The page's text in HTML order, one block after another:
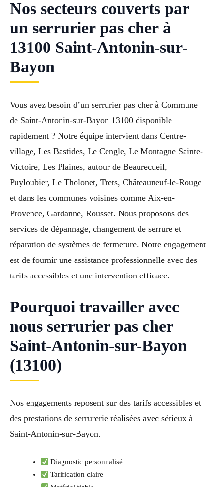
Nos secteurs couverts par
un serrurier pas cher à
13100 Saint-Antonin-sur-
Bayon
Vous avez besoin d’un serrurier pas cher à Commune
de Saint-Antonin-sur-Bayon 13100 disponible
rapidement ? Notre équipe intervient dans Centre-
village, Les Bastides, Le Cengle, Le Montagne Sainte-
Victoire, Les Plaines, autour de Beaurecueil,
Puyloubier, Le Tholonet, Trets, Châteauneuf-le-Rouge
et dans les communes voisines comme Aix-en-
Provence, Gardanne, Rousset. Nous proposons des
services de dépannage, changement de serrure et
réparation de systèmes de fermeture. Notre engagement
est de fournir une assistance professionnelle avec des
tarifs accessibles et une intervention efficace.
Pourquoi travailler avec
nous serrurier pas cher
Saint-Antonin-sur-Bayon
(13100)
Nos engagements reposent sur des tarifs accessibles et
des prestations de serrurerie réalisées avec sérieux à
Saint-Antonin-sur-Bayon.
Diagnostic personnalisé
Tarification claire